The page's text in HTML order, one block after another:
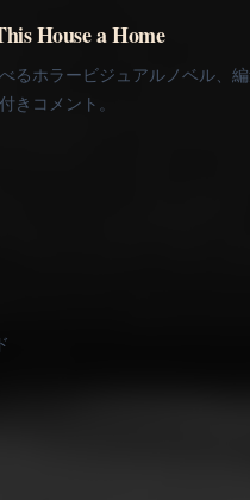
House a Home
るホラービジュアルノベル、
きコメント。